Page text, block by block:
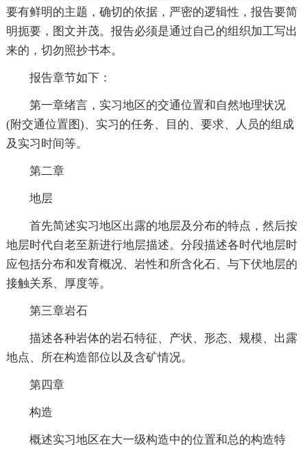
要有鲜明的主题，确切的依据，严密的逻辑性，报告要简
明扼要，图文并茂。报告必须是通过自己的组织加工写出
来的，切勿照抄书本。
报告章节如下：
第一章绪言，实习地区的交通位置和自然地理状况
(附交通位置图)、实习的任务、目的、要求、人员的组成
及实习时间等。
第二章
地层
首先简述实习地区出露的地层及分布的特点，然后按
地层时代自老至新进行地层描述。分段描述各时代地层时
应包括分布和发育概况、岩性和所含化石、与下伏地层的
接触关系、厚度等。
第三章岩石
描述各种岩体的岩石特征、产状、形态、规模、出露
地点、所在构造部位以及含矿情况。
第四章
构造
概述实习地区在大一级构造中的位置和总的构造特